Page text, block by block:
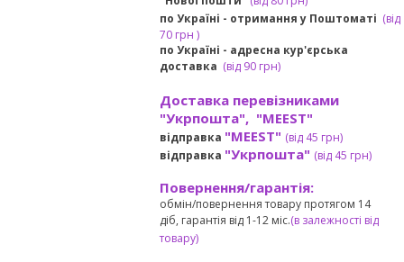
по Україні - отримання у Поштоматі (від
70 грн )
по Україні - адресна кур'єрська
доставка (від90 грн)
Доставка перевізниками
"Укрпошта", "MEEST"
відправка "MEEST" (від 45 грн)
відправка "Укрпошта" (від 45 грн)
Повернення/гарантія:
обмін/повернення товару протягом 14
діб, гарантія від 1-12 міс.(в залежності від
товару)